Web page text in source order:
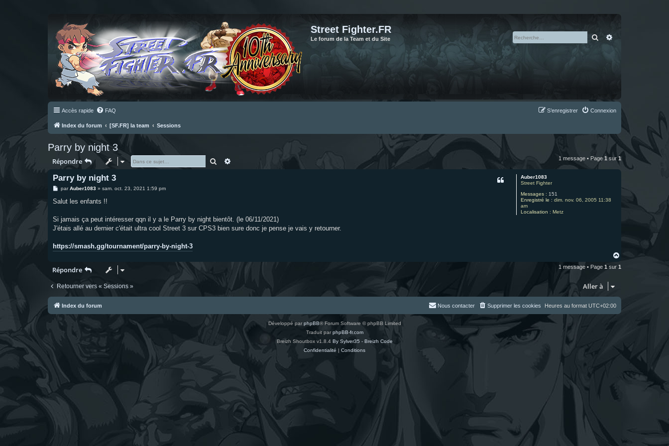
Street Fighter.FR
Le forum de la Team et du Site Rechercher
Accès rapide FAQ Connexion
S’enregistrer
Index du forum [SF.FR] la team Sessions
Parry by night 3
Répondre RechercherRecherche avancée 1 message • Page1sur1
Auber1083
Street Fighter
Messages : 151
Enregistré le : dim. nov. 06, 2005 11:38
am
Localisation : Metz
Parry by night 3
M
s
g
e
parAuber1083» sam. oct. 23, 2021 1:59 pm
Salut les enfants !!
Si jamais ça peut intéresser qqn il y a le Parry by night bientôt. (le 06/11/2021)
J'étais allé au dernier c'était ultra cool Street 3 sur CPS3 bien sure donc je pense je vais y retourner.
https://smash.gg/tournament/parry-by-night-3
u
Répondre 1 message • Page 1 sur 1
Retourner vers « Sessions » Aller à
Index du forum Heures au format UTC+02:00
Supprimer les cookies
Nous contacter
Développé par phpBB® Forum Software © phpBB Limited
Traduit parphpBB-fr.com
Breizh Shoutbox v1.8.4 By Sylver35 - Breizh Code
Confidentialité | Conditions